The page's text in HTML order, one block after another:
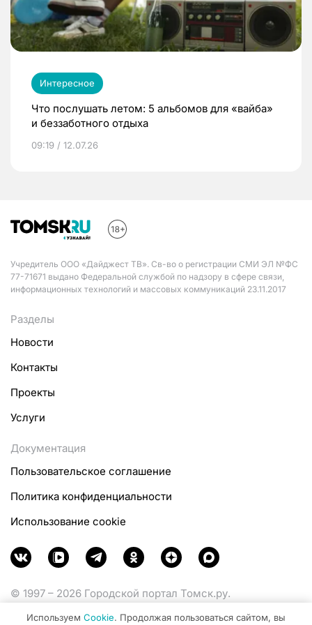
Интересное
Что послушать летом: 5 альбомов для «вайба»
и беззаботного отдыха
09:19 / 12.07.26
Учредитель ООО «Дайджест ТВ». Св-во о регистрации СМИ ЭЛ №ФС
77-71671 выдано Федеральной службой по надзору в сфере связи,
информационных технологий и массовых коммуникаций 23.11.2017
Разделы
Новости
Контакты
Проекты
Услуги
Документация
Пользовательское соглашение
Политика конфиденциальности
Использование cookie
© 1997 – 2026 Городской портал Томск.ру.
Используем Cookie. Продолжая пользоваться сайтом, вы